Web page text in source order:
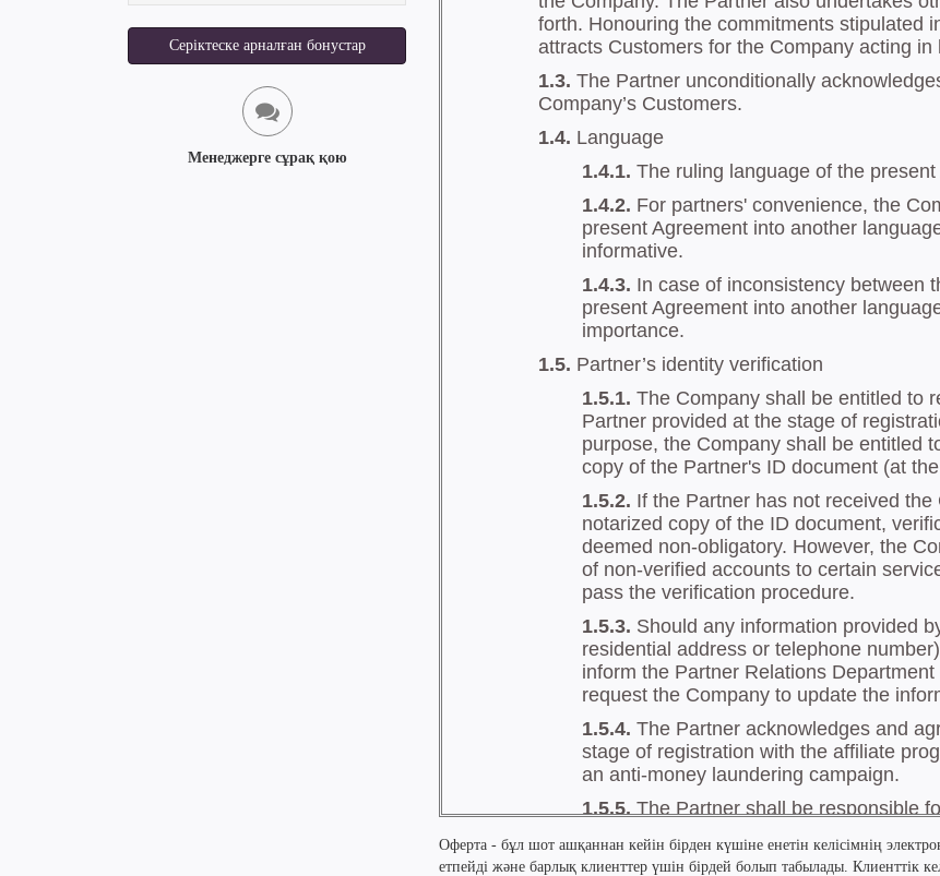
Серіктеске арналған бонустар
Менеджерге сұрақ қою
Оферта - бұл шот ашқаннан кейін бірден күшіне енетін келісімнің
етпейді және барлық клиенттер үшін бірдей болып табылады. Клиенттік